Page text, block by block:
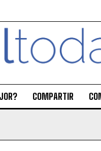
COMPARTIR